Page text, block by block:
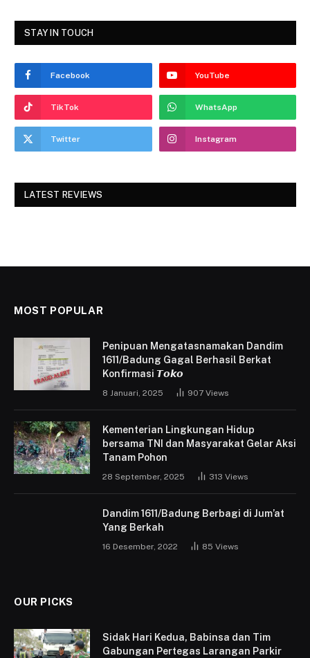
STAY IN TOUCH
Facebook YouTube
TikTok WhatsApp
Twitter Instagram
LATEST REVIEWS
MOST POPULAR
Penipuan Mengatasnamakan Dandim
1611/Badung Gagal Berhasil Berkat
Konfirmasi 𝙏𝙤𝙠𝙤
8 Januari, 2025 907 Views
Kementerian Lingkungan Hidup
bersama TNI dan Masyarakat Gelar Aksi
Tanam Pohon
28 September, 2025 313 Views
Dandim 1611/Badung Berbagi di Jum’at
Yang Berkah
16 Desember, 2022 85 Views
OUR PICKS
Sidak Hari Kedua, Babinsa dan Tim
Gabungan Pertegas Larangan Parkir